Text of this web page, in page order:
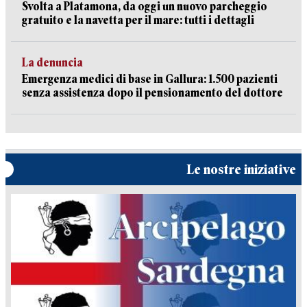
Svolta a Platamona, da oggi un nuovo parcheggio
gratuito e la navetta per il mare: tutti i dettagli
La denuncia
Emergenza medici di base in Gallura: 1.500 pazienti
senza assistenza dopo il pensionamento del dottore
Le nostre iniziative